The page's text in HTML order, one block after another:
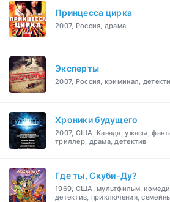
Принцесса цирка
2007, Россия, драма
Эксперты
2007, Россия, криминал,
Хроники будущего
2007, США, Канада, ужасы,
триллер, драма, детектив
Где ты, Скуби-Ду?
1969, США, мультфильм,
детектив, приключения,